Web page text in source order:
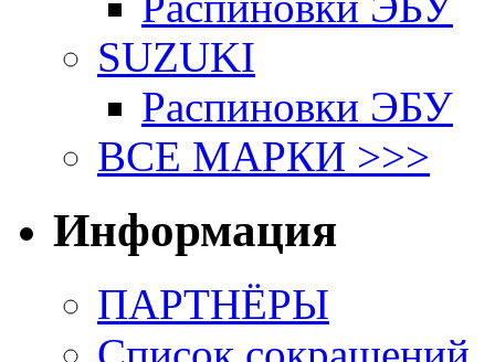
SUZUKI
Распиновки ЭБУ
ВСЕ МАРКИ >>>
Информация
ПАРТНЁРЫ